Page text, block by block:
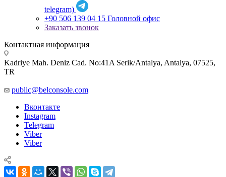
telegram)
+90 506 139 04 15 Головной офис
Заказать звонок
Контактная информация
Kadriye Mah. Deniz Cad. No:41A Serik/Antalya, Antalya, 07525,
TR
public@belconsole.com
Вконтакте
Instagram
Telegram
Viber
Viber